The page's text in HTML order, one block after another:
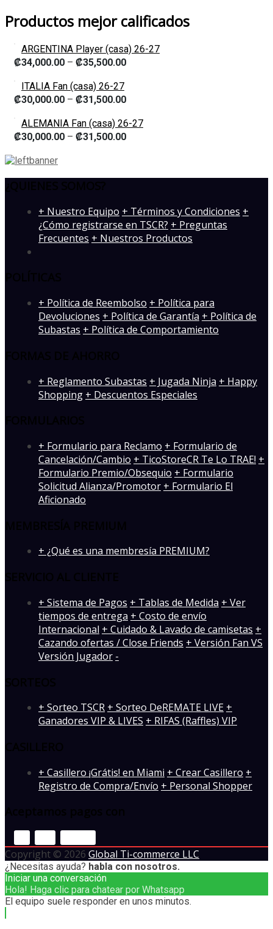
Productos mejor calificados
ARGENTINA Player (casa) 26-27
₡34,000.00 – ₡35,500.00
ITALIA Fan (casa) 26-27
₡30,000.00 – ₡31,500.00
ALEMANIA Fan (casa) 26-27
₡30,000.00 – ₡31,500.00
­+ Nuestro Equipo + Términos y Condiciones +
¿Cómo registrarse en TSCR? + Preguntas
Frecuentes + Nuestros Productos
+ Política de Reembolso + Política para
Devoluciones + Política de Garantía + Política de
Subastas + Política de Comportamiento
+ Reglamento Subastas + Jugada Ninja + Happy
Shopping + Descuentos Especiales
+ Formulario para Reclamo + Formulario de
Cancelación/Cambio + TicoStoreCR Te Lo TRAE! +
Formulario Premio/Obsequio + Formulario
Solicitud Alianza/Promotor + Formulario El
Aficionado
+ ¿Qué es una membresía PREMIUM?
+ Sistema de Pagos + Tablas de Medida + Ver
tiempos de entrega + Costo de envío
Internacional + Cuidado & Lavado de camisetas +
Cazando ofertas / Close Friends + Versión Fan VS
Versión Jugador -
+ Sorteo TSCR + Sorteo DeREMATE LIVE +
Ganadores VIP & LIVES + RIFAS (Raffles) VIP
+ Casillero ¡Grátis! en Miami + Crear Casillero +
Registro de Compra/Envío + Personal Shopper
Copyright © 2026 Global Ti-commerce LLC
¿Necesitas ayuda? habla con nosotros.
Iniciar una conversación
Hola! Haga clic para chatear por Whatsapp
El equipo suele responder en unos minutos.